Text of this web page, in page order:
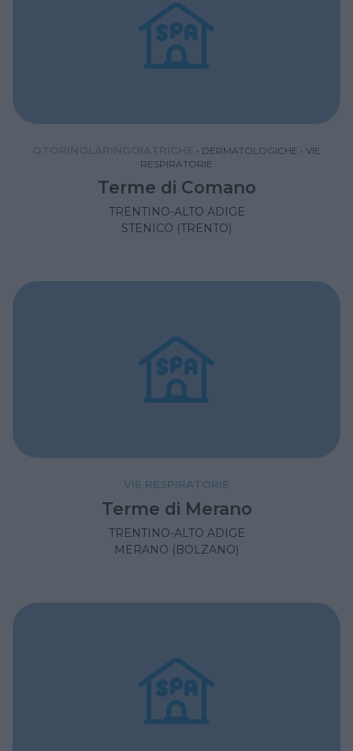
OTORINOLARINGOIATRICHE • DERMATOLOGICHE • VIE
RESPIRATORIE
Terme di Comano
TRENTINO-ALTO ADIGE
STENICO (TRENTO)
VIE RESPIRATORIE
Terme di Merano
TRENTINO-ALTO ADIGE
MERANO (BOLZANO)